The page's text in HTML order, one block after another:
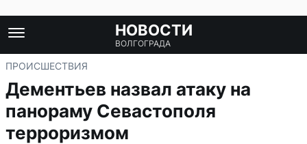
НОВОСТИ
ВОЛГОГРАДА
ПРОИСШЕСТВИЯ
Дементьев назвал атаку на
панораму Севастополя
терроризмом